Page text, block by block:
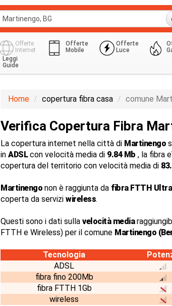
Offerte
Internet
Offerte
Mobile
Offerte
Luce
Leggi
Guide
Home copertura fibra casa comune
Verifica Copertura Fibra
La copertura internet nella città di Martinengo
in ADSLcon velocità media di 9.84 Mb , la fibra
copertura del territorio con velocità media di
Martinengo non è raggiunta da fibra FTTH
coperta da servizi wireless.
Questi sono i dati sulla velocità media
FTTH e Wireless) per il comune Martinengo
Tecnologia
ADSL
fibra fino 200Mb
fibra FTTH 1Gb
wireless